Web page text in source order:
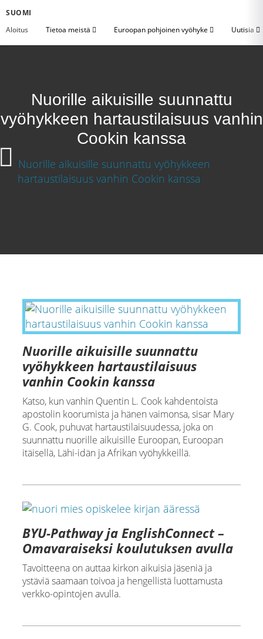
SUOMI
Aloitus
Tietoa meistä Euroopan pohjoinen vyöhyke Uutisia
Nuorille aikuisille suunnattu
vyöhykkeen hartaustilaisuus vanhin
Cookin kanssa
Nuorille aikuisille suunnattu
vyöhykkeen hartaustilaisuus
vanhin Cookin kanssa
Katso, kun vanhin Quentin L. Cook kahdentoista
apostolin koorumista ja hänen vaimonsa, sisar Mary
G. Cook, puhuvat hartaustilaisuudessa, joka on
suunnattu nuorille aikuisille Euroopan, Euroopan
itäisellä, Lähi-idän ja Afrikan vyöhykkeillä.
BYU-Pathway ja EnglishConnect –
Omavaraiseksi koulutuksen avulla
Tavoitteena on auttaa kirkon aikuisia jäseniä ja
ystäviä saamaan toivoa ja hengellistä luottamusta
verkko-opintojen avulla.